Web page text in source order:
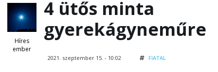
Híres
ember
4 ütős minta
gyerekágyneműre
2021. szeptember 15. - 10:02 FIATAL